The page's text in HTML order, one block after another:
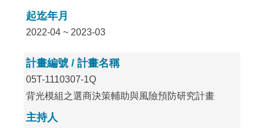
起迄年月
2022-04 ~ 2023-03
計畫編號 / 計畫名稱
05T-1110307-1Q
背光模組之選商決策輔助與風險預防研究計畫
主持人